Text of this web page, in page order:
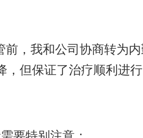
，我和公司协商转为内
，但保证了治疗顺利进